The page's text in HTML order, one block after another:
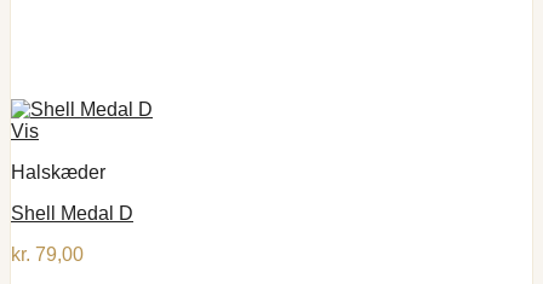
Vis
Halskæder
Shell Medal D
kr. 79,00